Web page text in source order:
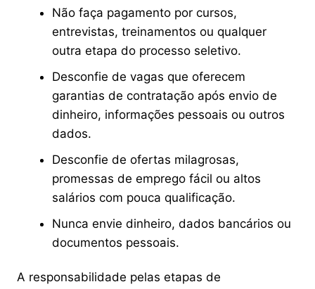
Não faça pagamento por cursos,
entrevistas, treinamentos ou qualquer
outra etapa do processo seletivo.
Desconfie de vagas que oferecem
garantias de contratação após envio de
dinheiro, informações pessoais ou outros
dados.
Desconfie de ofertas milagrosas,
promessas de emprego fácil ou altos
salários com pouca qualificação.
Nunca envie dinheiro, dados bancários ou
documentos pessoais.
A responsabilidade pelas etapas de